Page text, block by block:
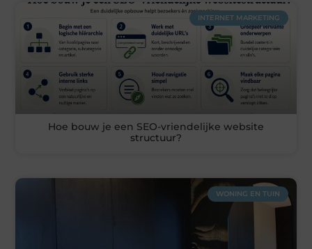
INTERNET MARKETING
Hoe bouw je een SEO-vriendelijke website
structuur?
WONING EN TUIN